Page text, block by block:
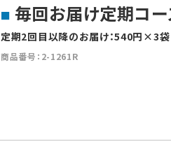
毎回お届け定期コ
定期2回目以降のお届け：540円×3
商品番号：2-1261R